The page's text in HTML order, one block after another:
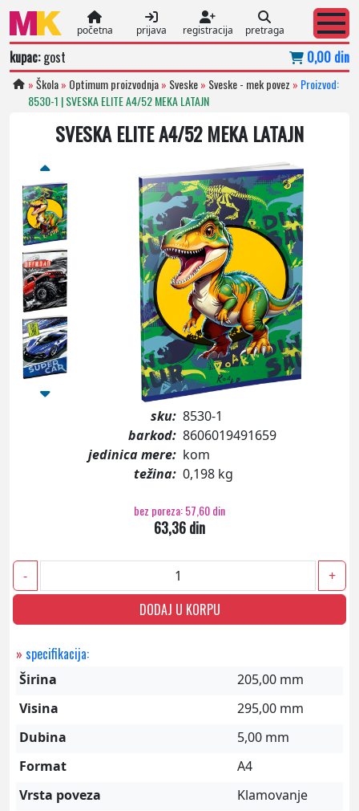
početna prijava registracija pretraga
kupac:gost 0,00 din
»Škola» Optimum proizvodnja» Sveske» Sveske - mek povez » Proizvod:
8530-1 | SVESKA ELITE A4/52 MEKA LATAJN
SVESKA ELITE A4/52 MEKA LATAJN
sku: 8530-1
barkod: 8606019491659
jedinica mere: kom
težina: 0,198 kg
bez poreza: 57,60 din
63,36 din
- +
DODAJ U KORPU
» specifikacija:
Širina
205,00 mm
Visina
295,00 mm
Dubina
5,00 mm
Format
A4
Vrsta poveza
Klamovanje